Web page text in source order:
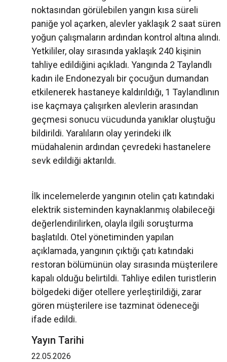
noktasından görülebilen yangın kısa süreli
paniğe yol açarken, alevler yaklaşık 2 saat süren
yoğun çalışmaların ardından kontrol altına alındı.
Yetkililer, olay sırasında yaklaşık 240 kişinin
tahliye edildiğini açıkladı. Yangında 2 Taylandlı
kadın ile Endonezyalı bir çocuğun dumandan
etkilenerek hastaneye kaldırıldığı, 1 Taylandlının
ise kaçmaya çalışırken alevlerin arasından
geçmesi sonucu vücudunda yanıklar oluştuğu
bildirildi. Yaralıların olay yerindeki ilk
müdahalenin ardından çevredeki hastanelere
sevk edildiği aktarıldı.
İlk incelemelerde yangının otelin çatı katındaki
elektrik sisteminden kaynaklanmış olabileceği
değerlendirilirken, olayla ilgili soruşturma
başlatıldı. Otel yönetiminden yapılan
açıklamada, yangının çıktığı çatı katındaki
restoran bölümünün olay sırasında müşterilere
kapalı olduğu belirtildi. Tahliye edilen turistlerin
bölgedeki diğer otellere yerleştirildiği, zarar
gören müşterilere ise tazminat ödeneceği
ifade edildi.
Yayın Tarihi
22.05.2026